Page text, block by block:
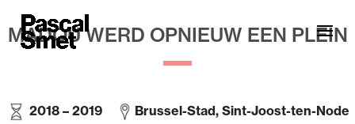
MADOU WERD OPNIEUW EEN PLEIN
2018 – 2019 Brussel-Stad, Sint-Joost-ten-Node